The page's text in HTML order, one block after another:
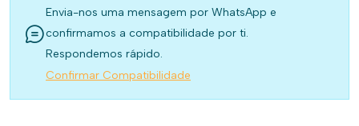
Envia-nos uma mensagem por WhatsApp e
confirmamos a compatibilidade por ti.
Respondemos rápido.
Confirmar Compatibilidade